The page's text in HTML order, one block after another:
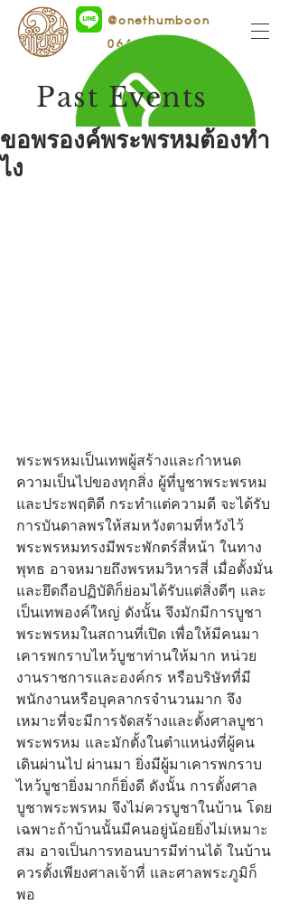
@onethumboon
064-1655556
Past Events
ขอพรองค์พระพรหมต้องทำ
ไง
พระพรหมเป็นเทพผู้สร้างและกำหนด
ความเป็นไปของทุกสิ่ง ผู้ที่บูชาพระพรหม
และประพฤติดี กระทำแต่ความดี จะได้รับ
การบันดาลพรให้สมหวังตามที่หวังไว้
พระพรหมทรงมีพระพักตร์สี่หน้า ในทาง
พุทธ อาจหมายถึงพรหมวิหารสี่ เมื่อตั้งมั่น
และยึดถือปฏิบัติก็ย่อมได้รับแต่สิ่งดีๆ และ
เป็นเทพองค์ใหญ่ ดังนั้น จึงมักมีการบูชา
พระพรหมในสถานที่เปิด เพื่อให้มีคนมา
เคารพกราบไหว้บูชาท่านให้มาก หน่วย
งานราชการและองค์กร หรือบริษัทที่มี
พนักงานหรือบุคลากรจำนวนมาก จึง
เหมาะที่จะมีการจัดสร้างและตั้งศาลบูชา
พระพรหม และมักตั้งในตำแหน่งที่ผู้คน
เดินผ่านไป ผ่านมา ยิ่งมีผู้มาเคารพกราบ
ไหว้บูชายิ่งมากก็ยิ่งดี ดังนั้น การตั้งศาล
บูชาพระพรหม จึงไม่ควรบูชาในบ้าน โดย
เฉพาะถ้าบ้านนั้นมีคนอยู่น้อยยิ่งไม่เหมาะ
สม อาจเป็นการทอนบารมีท่านได้ ในบ้าน
ควรตั้งเพียงศาลเจ้าที่ และศาลพระภูมิก็
พอ